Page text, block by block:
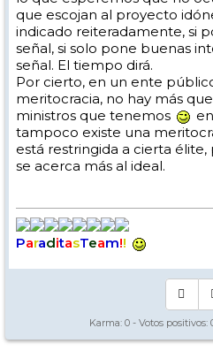
que escojan al proyecto
indicado reiteradamente, si
señal, si solo pone buenas
señal. El tiempo dirá.
Por cierto, en un ente
meritocracia, no hay más
ministros que tenemos
tampoco existe una
está restringida a cierta
se acerca más al ideal.
ParaditasTeam!!
Karma: 0 - Votos positivos: